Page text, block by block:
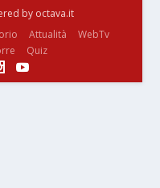
by octava.it
Attualità
WebTv
Quiz